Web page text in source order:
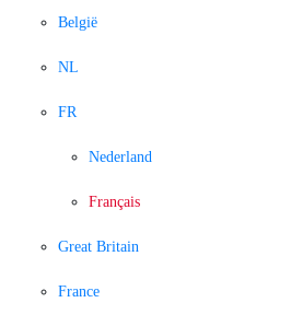
België
NL
FR
Nederland
Français
Great Britain
France